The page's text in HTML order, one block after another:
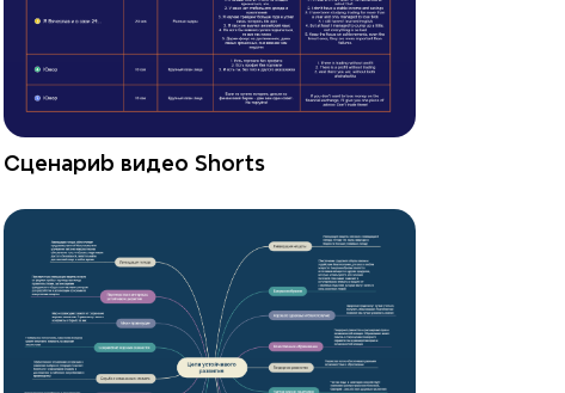
Сценариb видео Shorts